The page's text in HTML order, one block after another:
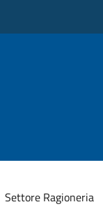
Settore Ragioneria